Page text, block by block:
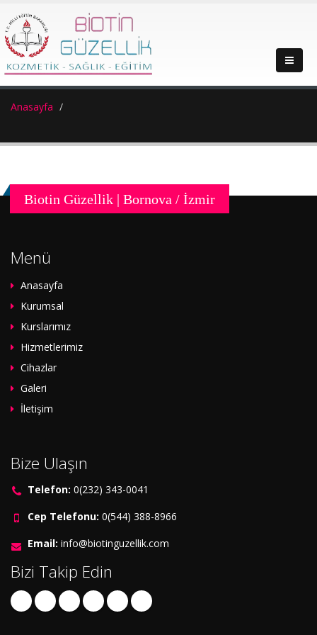
Anasayfa
Biotin Güzellik | Bornova / İzmir
Menü
Anasayfa
Kurumsal
Kurslarımız
Hizmetlerimiz
Cihazlar
Galeri
İletişim
Bize Ulaşın
Telefon: 0(232) 343-0041
Cep Telefonu: 0(544) 388-8966
Email: info@biotinguzellik.com
Bizi Takip Edin